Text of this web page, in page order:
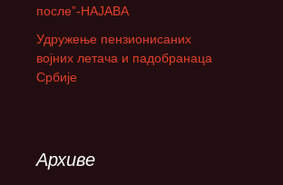
после”-НАЈАВА
Удружење пензионисаних
војних летача и падобранаца
Србије
Архиве